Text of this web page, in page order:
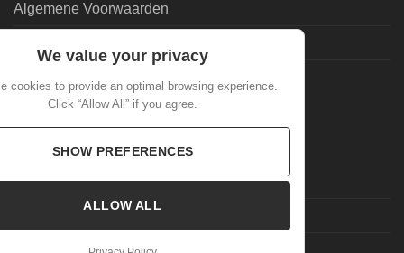
Algemene Voorwaarden
ALGEMEEN
Veelgestelde Vragen
Laatste nieuws
We value your privacy
cookies to provide an optimal browsing experience.
Click “Allow All” if you agree.
SHOW PREFERENCES
ALLOW ALL